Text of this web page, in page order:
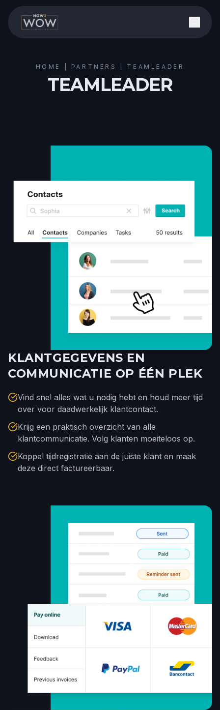
HOME | PARTNERS | TEAMLEADER
TEAMLEADER
KLANTGEGEVENS EN
COMMUNICATIE OP ÉÉN PLEK
Vind snel alles wat u nodig hebt en houd meer tijd
over voor daadwerkelijk klantcontact.
Krijg een praktisch overzicht van alle
klantcommunicatie. Volg klanten moeiteloos op.
Koppel tijdregistratie aan de juiste klant en maak
deze direct factureerbaar.